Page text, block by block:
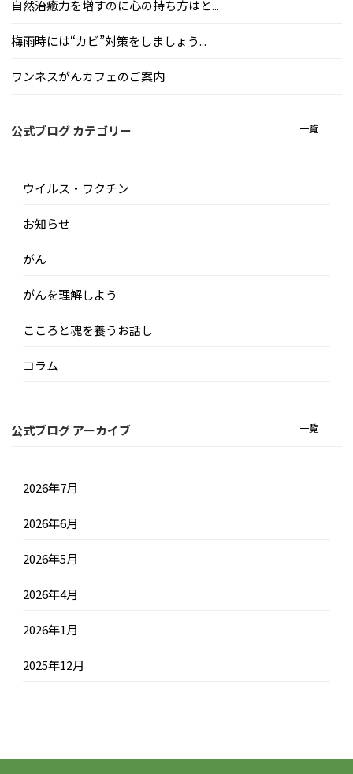
自然治癒力を増すのに心の持ち方はと...
梅雨時には“カビ”対策をしましょう...
ワンネスがんカフェのご案内
公式ブログ カテゴリー 一覧
ウイルス・ワクチン
お知らせ
がん
がんを理解しよう
こころと魂を養うお話し
コラム
公式ブログ アーカイブ 一覧
2026年7月
2026年6月
2026年5月
2026年4月
2026年1月
2025年12月